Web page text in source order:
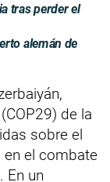
tras perder el
alemán de
de la
sobre el
en el combate
En un